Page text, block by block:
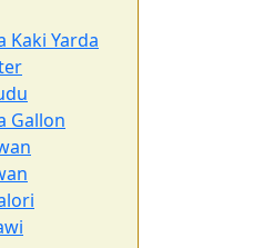
Kaki Yarda
Gallon